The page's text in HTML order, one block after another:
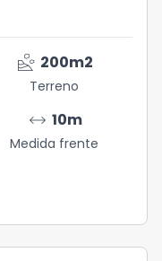
landslide 200m2
Terreno
arrow_range 10m
Medida frente